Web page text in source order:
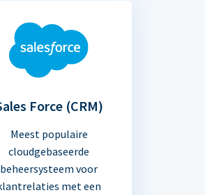
Force (CRM)
Meest populaire
cloudgebaseerde
beheersysteem voor
met een